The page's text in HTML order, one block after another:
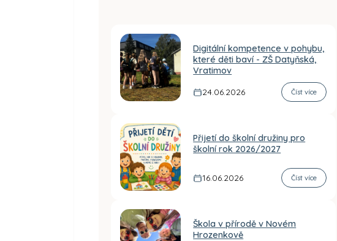
Digitální kompetence v pohybu,
které děti baví - ZŠ Datyňská,
Vratimov
24.06.2026
Číst více
Přijetí do školní družiny pro
školní rok 2026/2027
16.06.2026 Číst více
Škola v přírodě v Novém
Hrozenkově